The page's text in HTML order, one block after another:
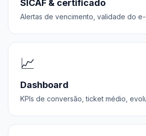
SICAF & certificado
Alertas de vencimento, validade do e-
📈
Dashboard
KPIs de conversão, ticket médio,